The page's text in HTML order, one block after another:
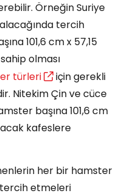
Örneğin Suriye
tercih
101,6 cm x 57,15
olması
türleri
için gerekli
Nitekim Çin ve cüce
başına 101,6 cm
kafeslere
her bir hamster
etmeleri